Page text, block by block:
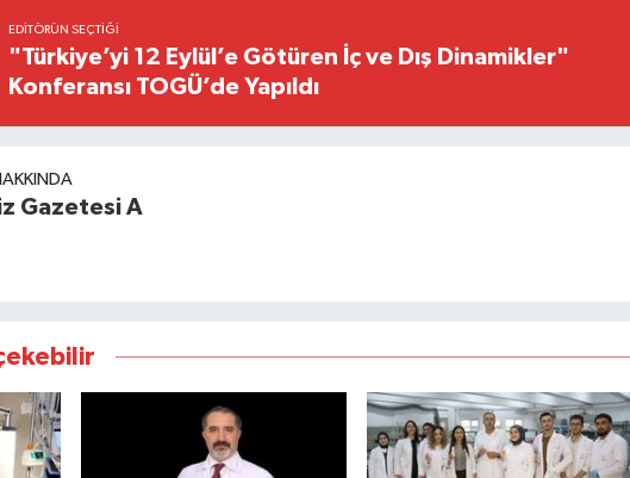
EDITÖRÜN SEÇTIĞI
"Türkiye’yi 12 Eylül’e Götüren İç ve Dış Dinamikler"
Konferansı TOGÜ’de Yapıldı
Gazetesi A